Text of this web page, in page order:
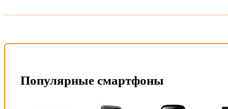
Популярные смартфоны